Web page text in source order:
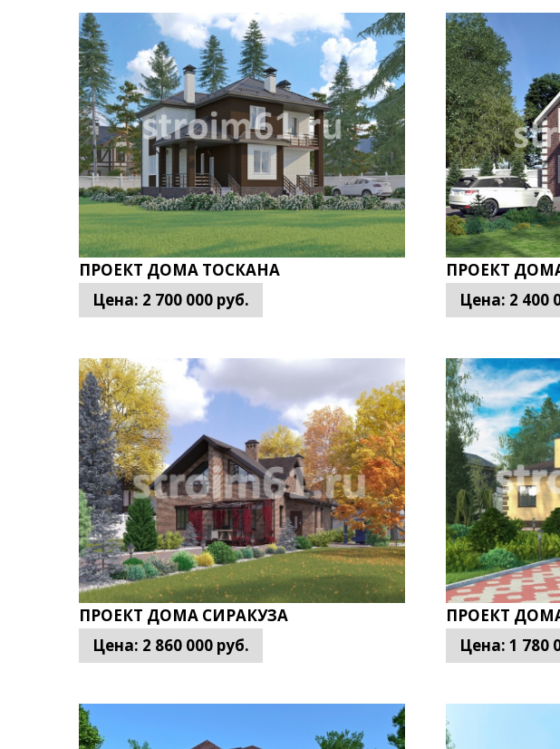
Строительство из газоблока обходится клиентам совсемнедорого
.
проекты представлены в широком ассортименте. Над их созданием
заказчиков. Благодаря этому подобрать лучший проект не составит
Строительство из газоблока цены
Если клиента желает заказать строительство дома из газоблока
комфортабельный, экологичный дом по выгодной цене. Стоимость
сформировать заказ, специалист осуществляет точный расчет
необходимости специалисты выполнят не только внешнюю, но и
Цена проекта определяется с учетом следующих факторов:
этажности постройки;
вида фундамента.
Помимо этого, на стоимость влияет качество материалов,
сэкономить около 30% вложенных средств (по сравнению с
различаются по стоимости. Соответственно, подобрать лучший
жилье, целесообразнее всего выбрать дом из газоблока цена
ПРОЕКТ ДОМА ТОСКАНА
Цена: 2 700 000 руб.
ПРОЕКТ
Цена: 2 400
ПРОЕКТ ДОМА СИРАКУЗА
Цена: 2 860 000 руб.
ПРОЕКТ
Цена: 1 780